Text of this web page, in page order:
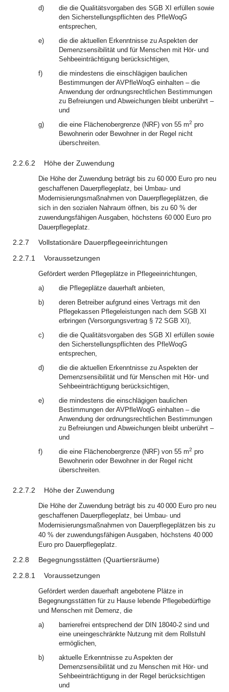
d)
die die Qualitätsvorgaben des SGB XI erfüllen sowie
den Sicherstellungspflichten des PfleWoqG
entsprechen,
e)
die die aktuellen Erkenntnisse zu Aspekten der
Demenzsensibilität und für Menschen mit Hör- und
Sehbeeinträchtigung berücksichtigen,
f)
die mindestens die einschlägigen baulichen
Bestimmungen der AVPfleWoqG einhalten – die
Anwendung der ordnungsrechtlichen Bestimmungen
zu Befreiungen und Abweichungen bleibt unberührt –
und
g)
die eine Flächenobergrenze (NRF) von 55 m2 pro
Bewohnerin oder Bewohner in der Regel nicht
überschreiten.
2.2.6.2 Höhe der Zuwendung
Die Höhe der Zuwendung beträgt bis zu 60 000 Euro pro neu
geschaffenen Dauerpflegeplatz, bei Umbau- und
Modernisierungsmaßnahmen von Dauerpflegeplätzen, die
sich in den sozialen Nahraum öffnen, bis zu 60 % der
zuwendungsfähigen Ausgaben, höchstens 60 000 Euro pro
Dauerpflegeplatz.
2.2.7
Vollstationäre Dauerpflegeeinrichtungen
2.2.7.1
Voraussetzungen
Gefördert werden Pflegeplätze in Pflegeeinrichtungen,
a)
die Pflegeplätze dauerhaft anbieten,
b)
deren Betreiber aufgrund eines Vertrags mit den
Pflegekassen Pflegeleistungen nach dem SGB XI
erbringen (Versorgungsvertrag § 72 SGB XI),
c)
die die Qualitätsvorgaben des SGB XI erfüllen sowie
den Sicherstellungspflichten des PfleWoqG
entsprechen,
d)
die die aktuellen Erkenntnisse zu Aspekten der
Demenzsensibilität und für Menschen mit Hör- und
Sehbeeinträchtigung berücksichtigen,
e)
die mindestens die einschlägigen baulichen
Bestimmungen der AVPfleWoqG einhalten – die
Anwendung der ordnungsrechtlichen Bestimmungen
zu Befreiungen und Abweichungen bleibt unberührt –
und
f)
die eine Flächenobergrenze (NRF) von 55 m2 pro
Bewohnerin oder Bewohner in der Regel nicht
überschreiten.
2.2.7.2 Höhe der Zuwendung
Die Höhe der Zuwendung beträgt bis zu 40 000 Euro pro neu
geschaffenen Dauerpflegeplatz, bei Umbau- und
Modernisierungsmaßnahmen von Dauerpflegeplätzen bis zu
40 % der zuwendungsfähigen Ausgaben, höchstens 40 000
Euro pro Dauerpflegeplatz.
2.2.8
Begegnungsstätten (Quartiersräume)
2.2.8.1
Voraussetzungen
Gefördert werden dauerhaft angebotene Plätze in
Begegnungsstätten für zu Hause lebende Pflegebedürftige
und Menschen mit Demenz, die
a)
barrierefrei entsprechend der DIN 18040-2 sind und
eine uneingeschränkte Nutzung mit dem Rollstuhl
ermöglichen,
b)
aktuelle Erkenntnisse zu Aspekten der
Demenzsensibilität und zu Menschen mit Hör- und
Sehbeeinträchtigung in der Regel berücksichtigen
und